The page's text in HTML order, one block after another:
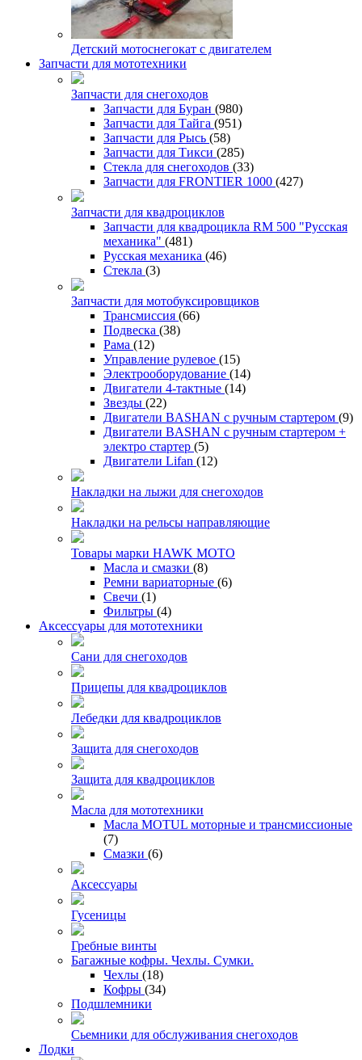
Детский мотоснегокат с двигателем
Запчасти для мототехники
Запчасти для снегоходов
Запчасти для Буран (980)
Запчасти для Тайга (951)
Запчасти для Рысь (58)
Запчасти для Тикси (285)
Стекла для снегоходов (33)
Запчасти для FRONTIER 1000 (427)
Запчасти для квадроциклов
Запчасти для квадроцикла RM 500 "Русская
механика" (481)
Русская механика (46)
Стекла (3)
Запчасти для мотобуксировщиков
Трансмиссия (66)
Подвеска (38)
Рама (12)
Управление рулевое (15)
Электрооборудование (14)
Двигатели 4-тактные (14)
Звезды (22)
Двигатели BASHAN с ручным стартером (9)
Двигатели BASHAN с ручным стартером +
электро стартер (5)
Двигатели Lifan (12)
Накладки на лыжи для снегоходов
Накладки на рельсы направляющие
Товары марки HAWK MOTO
Масла и смазки (8)
Ремни вариаторные (6)
Свечи (1)
Фильтры (4)
Аксессуары для мототехники
Сани для снегоходов
Прицепы для квадроциклов
Лебедки для квадроциклов
Защита для снегоходов
Защита для квадроциклов
Масла для мототехники
Масла MOTUL моторные и трансмиссионые
(7)
Смазки (6)
Аксессуары
Гусеницы
Гребные винты
Багажные кофры. Чехлы. Сумки.
Чехлы (18)
Кофры (34)
Подшлемники
Сьемники для обслуживания снегоходов
Лодки